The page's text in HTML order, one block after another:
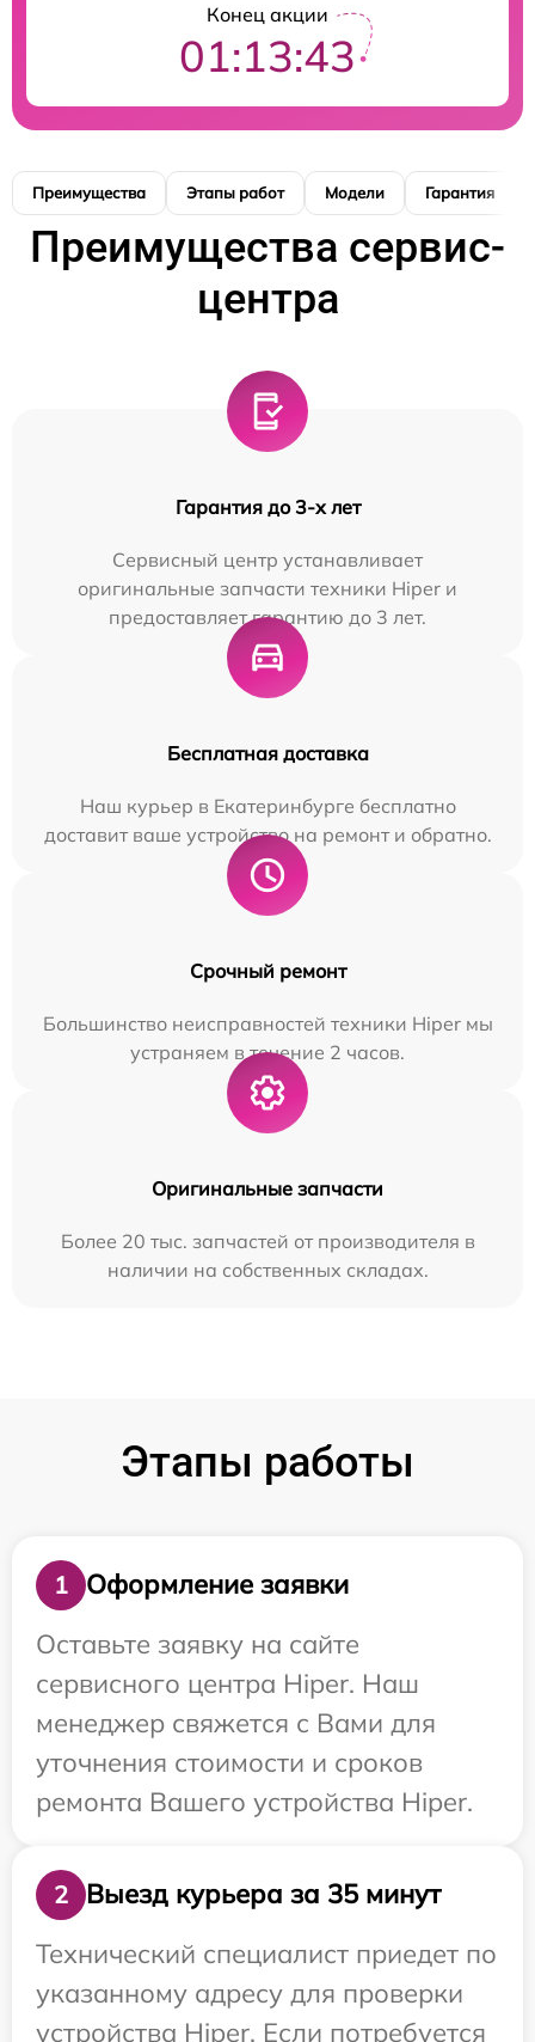
Конец акции
01:13:42
Преимущества Этапы работ Модели Гарантия
Преимущества сервис-
центра
Гарантия до 3-х лет
Сервисный центр устанавливает
оригинальные запчасти техники Hiper и
предоставляет гарантию до 3 лет.
Бесплатная доставка
Наш курьер в Екатеринбурге бесплатно
доставит ваше устройство на ремонт и обратно.
Срочный ремонт
Большинство неисправностей техники Hiper мы
устраняем в течение 2 часов.
Оригинальные запчасти
Более 20 тыс. запчастей от производителя в
наличии на собственных складах.
Этапы работы
1
Оформление заявки
Оставьте заявку на сайте
сервисного центра Hiper. Наш
менеджер свяжется с Вами для
уточнения стоимости и сроков
ремонта Вашего устройства Hiper.
2
Выезд курьера за 35 минут
Технический специалист приедет по
указанному адресу для проверки
устройства Hiper. Если потребуется